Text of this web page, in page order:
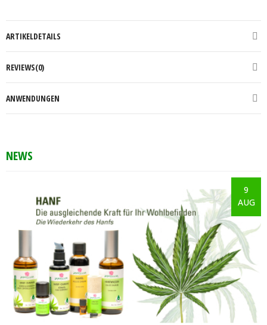
ARTIKELDETAILS
REVIEWS(0)
ANWENDUNGEN
NEWS
9
AUG